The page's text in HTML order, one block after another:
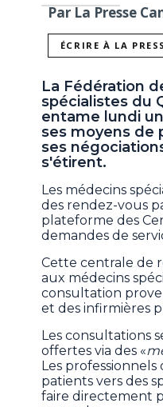
Par La Presse
ÉCRIRE À LA
La Fédération
spécialistes du
entame lundi
ses moyens de
ses
s'étirent.
Les médecins
des rendez-vous
plateforme des
demandes de
Cette centrale de
aux médecins
consultation
et des infirmières
Les consultations
offertes via des «
Les
patients vers des
faire directement